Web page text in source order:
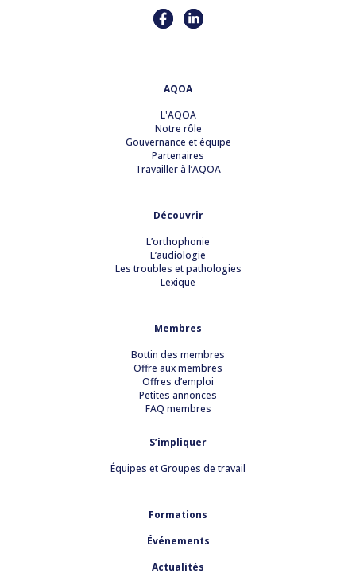
AQOA
L'AQOA
Notre rôle
Gouvernance et équipe
Partenaires
Travailler à l’AQOA
Découvrir
L’orthophonie
L’audiologie
Les troubles et pathologies
Lexique
Membres
Bottin des membres
Offre aux membres
Offres d’emploi
Petites annonces
FAQ membres
S’impliquer
Équipes et Groupes de travail
Formations
Événements
Actualités